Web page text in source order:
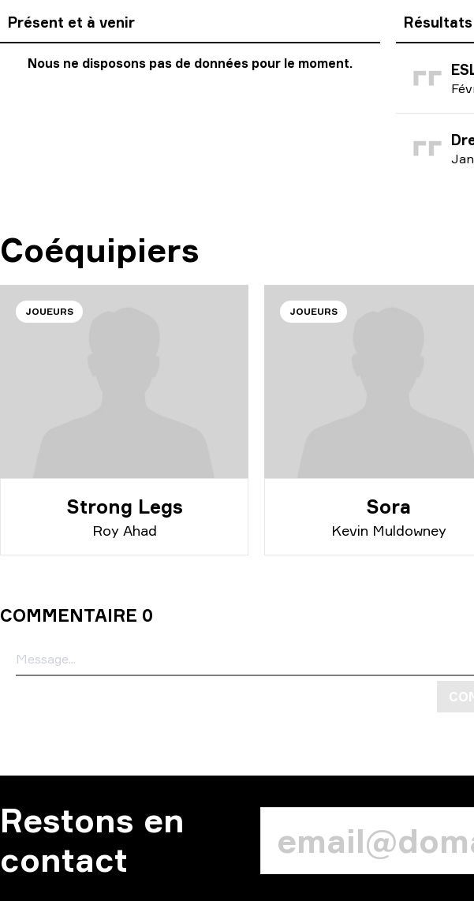
Présent et à venir
Nous ne disposons pas de données pour le moment.
Résultats
F
J
Coéquipiers
JOUEURS
Strong Legs
Roy Ahad
JOUEURS
Sora
Kevin Muldowney
COMMENTAIRE 0
Restons en
contact